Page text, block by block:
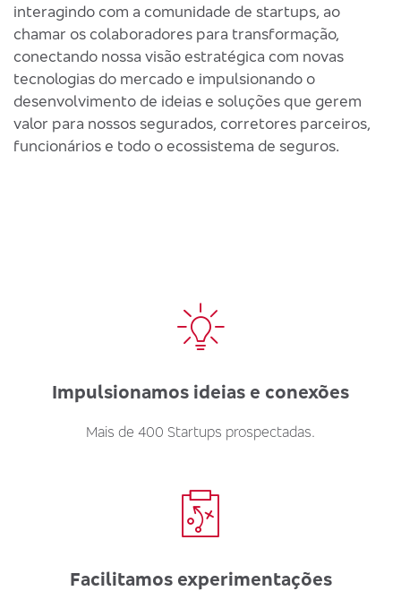
interagindo com a comunidade de startups, ao
chamar os colaboradores para transformação,
conectando nossa visão estratégica com novas
tecnologias do mercado e impulsionando o
desenvolvimento de ideias e soluções que gerem
valor para nossos segurados, corretores parceiros,
funcionários e todo o ecossistema de seguros.
Impulsionamos ideias e conexões
Mais de 400 Startups prospectadas.
Facilitamos experimentações